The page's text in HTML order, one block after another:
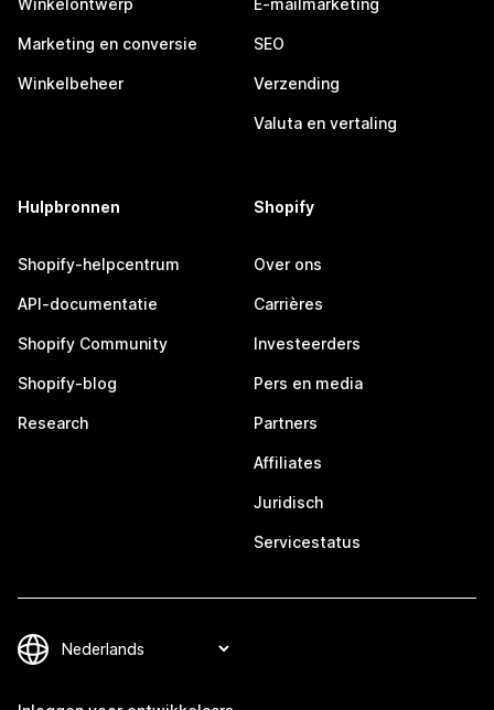
Winkelontwerp
Marketing en conversie
Winkelbeheer
E-mailmarketing
SEO
Verzending
Valuta en vertaling
Hulpbronnen
Shopify-helpcentrum
API-documentatie
Shopify Community
Shopify-blog
Research
Shopify
Over ons
Carrières
Investeerders
Pers en media
Partners
Affiliates
Juridisch
Servicestatus